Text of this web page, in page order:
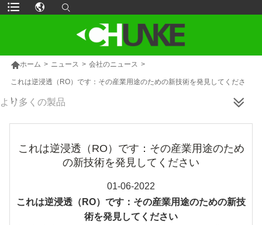
ホーム > ニュース > 会社のニュース >
これは逆浸透（RO）です：その産業用途のための新技術を発見してくださ
い
より多くの製品
これは逆浸透（RO）です：その産業用途のため
の新技術を発見してください
01-06-2022
これは逆浸透（RO）です：その産業用途のための新技
術を発見してください